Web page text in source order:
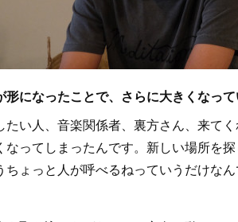
になったことで、さらに大きくなって
い人、音楽関係者、裏方さん、来て
なってしまったんです。新しい場所を
ちょっと人が呼べるねっていうだけなん